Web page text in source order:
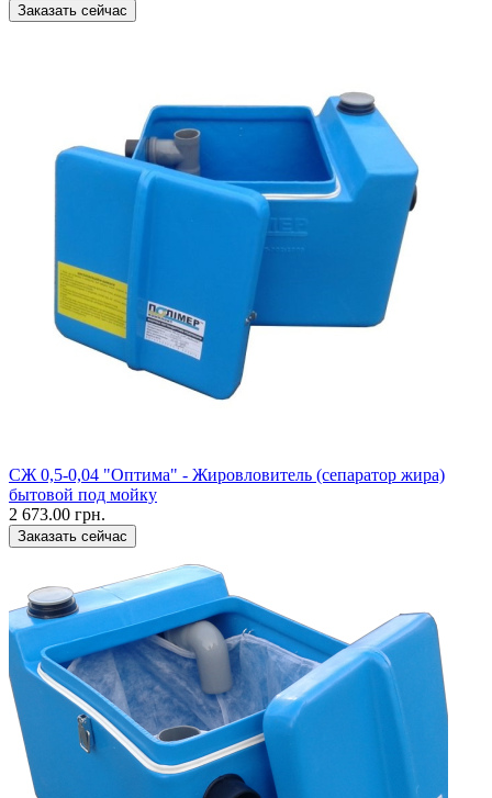
Заказать сейчас
СЖ 0,5-0,04 "Оптима" - Жировловитель (сепаратор жира)
бытовой под мойку
2 673.00 грн.
Заказать сейчас